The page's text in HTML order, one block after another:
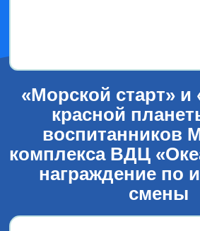
«Морской старт» и
красной
воспитанников
комплекса ВДЦ
награждение по
смены